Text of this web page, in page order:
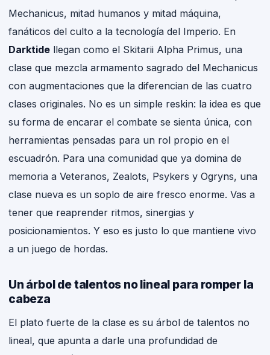
Mechanicus, mitad humanos y mitad máquina,
fanáticos del culto a la tecnología del Imperio. En
Darktide llegan como el Skitarii Alpha Primus, una
clase que mezcla armamento sagrado del Mechanicus
con augmentaciones que la diferencian de las cuatro
clases originales. No es un simple reskin: la idea es que
su forma de encarar el combate se sienta única, con
herramientas pensadas para un rol propio en el
escuadrón. Para una comunidad que ya domina de
memoria a Veteranos, Zealots, Psykers y Ogryns, una
clase nueva es un soplo de aire fresco enorme. Vas a
tener que reaprender ritmos, sinergias y
posicionamientos. Y eso es justo lo que mantiene vivo
a un juego de hordas.
Un árbol de talentos no lineal para romper la
cabeza
El plato fuerte de la clase es su árbol de talentos no
lineal, que apunta a darle una profundidad de